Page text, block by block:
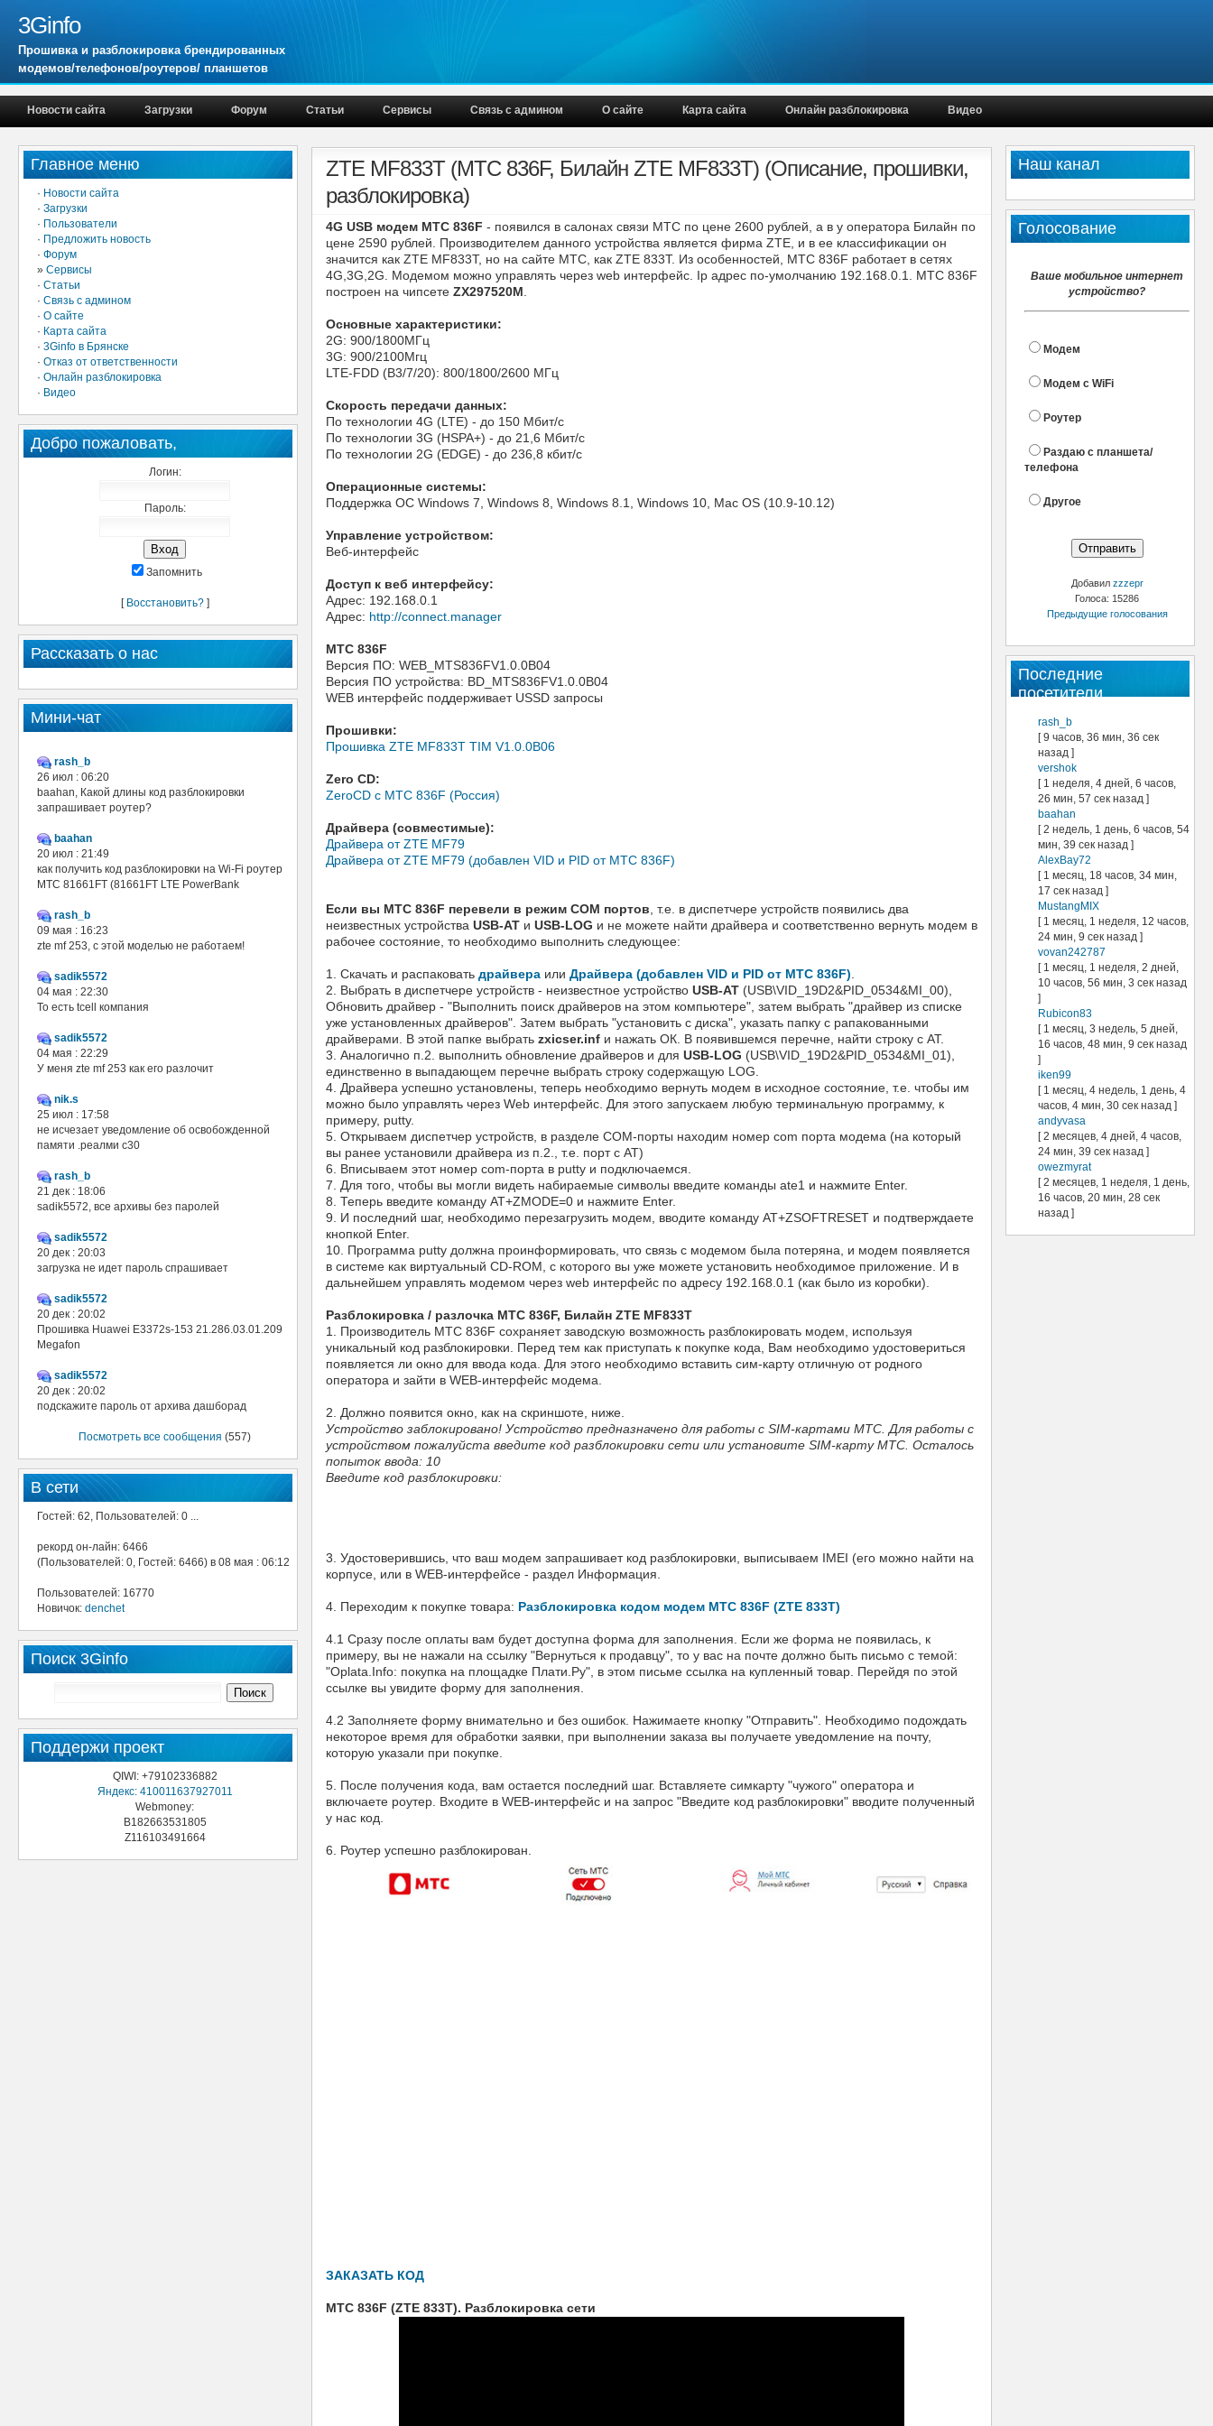
3Ginfo
Прошивка и разблокировка брендированных
модемов/телефонов/роутеров/ планшетов
Новости сайта Загрузки Форум Статьи Сервисы Связь с админом О сайте Карта сайта Онлайн разблокировка Видео
Наш канал
Голосование
Ваше мобильное интернет
устройство?
Модем
Модем с WiFi
Роутер
Раздаю с планшета/
телефона
Другое
Добавил zzzepr
Голоса: 15286
Предыдущие голосования
Последние
посетители
rash_b
[ 9 часов, 36 мин, 36 сек
назад ]
vershok
[ 1 неделя, 4 дней, 6 часов,
26 мин, 57 сек назад ]
baahan
[ 2 недель, 1 день, 6 часов, 54
мин, 39 сек назад ]
AlexBay72
[ 1 месяц, 18 часов, 34 мин,
17 сек назад ]
MustangMIX
[ 1 месяц, 1 неделя, 12 часов,
24 мин, 9 сек назад ]
vovan242787
[ 1 месяц, 1 неделя, 2 дней,
10 часов, 56 мин, 3 сек назад
]
Rubicon83
[ 1 месяц, 3 недель, 5 дней,
16 часов, 48 мин, 9 сек назад
]
iken99
[ 1 месяц, 4 недель, 1 день, 4
часов, 4 мин, 30 сек назад ]
andyvasa
[ 2 месяцев, 4 дней, 4 часов,
24 мин, 39 сек назад ]
owezmyrat
[ 2 месяцев, 1 неделя, 1 день,
16 часов, 20 мин, 28 сек
назад ]
Главное меню
· Новости сайта
· Загрузки
· Пользователи
· Предложить новость
· Форум
» Сервисы
· Статьи
· Связь с админом
· О сайте
· Карта сайта
· 3Ginfo в Брянске
· Отказ от ответственности
· Онлайн разблокировка
· Видео
Добро пожаловать,
Логин:
Пароль:
Запомнить
[ Восстановить?]
Рассказать о нас
Мини-чат
rash_b
26 июл : 06:20
baahan, Какой длины код разблокировки
запрашивает роутер?
baahan
20 июл : 21:49
как получить код разблокировки на Wi-Fi роутер
МТС 81661FT (81661FT LTE PowerBank
rash_b
09 мая : 16:23
zte mf 253, с этой моделью не работаем!
sadik5572
04 мая : 22:30
То есть tcell компания
sadik5572
04 мая : 22:29
У меня zte mf 253 как его разлочит
nik.s
25 июл : 17:58
не исчезает уведомление об освобожденной
памяти .реалми с30
rash_b
21 дек : 18:06
sadik5572, все архивы без паролей
sadik5572
20 дек : 20:03
загрузка не идет пароль спрашивает
sadik5572
20 дек : 20:02
Прошивка Huawei E3372s-153 21.286.03.01.209
Megafon
sadik5572
20 дек : 20:02
подскажите пароль от архива дашборад
Посмотреть все сообщения (557)
В сети
Гостей: 62, Пользователей: 0 ...
рекорд он-лайн: 6466
(Пользователей: 0, Гостей: 6466) в 08 мая : 06:12
Пользователей: 16770
Новичок: denchet
Поиск 3Ginfo
Поддержи проект
QIWI: +79102336882
Яндекс: 410011637927011
Webmoney:
B182663531805
Z116103491664
ZTE MF833T (МТС 836F, Билайн ZTE MF833T) (Описание, прошивки,
разблокировка)
4G USB модем МТС 836F - появился в салонах связи МТС по цене 2600 рублей, а в у оператора Билайн по
цене 2590 рублей. Производителем данного устройства является фирма ZTE, и в ее классификации он
значится как ZTE MF833T, но на сайте МТС, как ZTE 833T. Из особенностей, МТС 836F работает в сетях
4G,3G,2G. Модемом можно управлять через web интерфейс. Ip адрес по-умолчанию 192.168.0.1. МТС 836F
построен на чипсете ZX297520M
Основные характеристики:
2G: 900/1800МГц
3G: 900/2100Мгц
LTE-FDD (B3/7/20): 800/1800/2600 МГц
Скорость передачи данных:
По технологии 4G (LTE) - до 150 Мбит/с
По технологии 3G (HSPA+) - до 21,6 Мбит/с
По технологии 2G (EDGE) - до 236,8 кбит/с
Операционные системы:
Поддержка OC Windows 7, Windows 8, Windows 8.1, Windows 10, Mac OS (10.9-10.12)
Управление устройством:
Веб-интерфейс
Доступ к веб интерфейсу:
Адрес: 192.168.0.1
Адрес: http://connect.manager
МТС 836F
Версия ПО: WEB_MTS836FV1.0.0B04
Версия ПО устройства: BD_MTS836FV1.0.0B04
WEB интерфейс поддерживает USSD запросы
Прошивки:
Прошивка ZTE MF833T TIM V1.0.0B06
Zero CD:
ZeroCD с МТС 836F (Россия)
Драйвера (совместимые):
Драйвера от ZTE MF79
Драйвера от ZTE MF79 (добавлен VID и PID от МТС 836F)
Если вы МТС 836F перевели в режим COM портов , т.е. в диспетчере устройств появились два
неизвестных устройства USB-AT и USB-LOG и не можете найти драйвера и соответственно вернуть модем в
рабочее состояние, то необходимо выполнить следующее:
1. Скачать и распаковать драйвера или Драйвера (добавлен VID и PID от МТС 836F)
2. Выбрать в диспетчере устройств - неизвестное устройство USB-AT (USB\VID_19D2&PID_0534&MI_00),
Обновить драйвер - "Выполнить поиск драйверов на этом компьютере", затем выбрать "драйвер из списке
уже установленных драйверов". Затем выбрать "установить с диска", указать папку с рапакованными
драйверами. В этой папке выбрать zxicser.inf и нажать ОК. В появившемся перечне, найти строку с AT.
3. Аналогично п.2. выполнить обновление драйверов и для USB-LOG (USB\VID_19D2&PID_0534&MI_01),
единственно в выпадающем перечне выбрать строку содержащую LOG.
4. Драйвера успешно установлены, теперь необходимо вернуть модем в исходное состояние, т.е. чтобы им
можно было управлять через Web интерфейс. Для этого запускаем любую терминальную программу, к
примеру, putty.
5. Открываем диспетчер устройств, в разделе COM-порты находим номер com порта модема (на который
вы ранее установили драйвера из п.2., т.е. порт с AT)
6. Вписываем этот номер com-порта в putty и подключаемся.
7. Для того, чтобы вы могли видеть набираемые символы введите команды ate1 и нажмите Enter.
8. Теперь введите команду AT+ZMODE=0 и нажмите Enter.
9. И последний шаг, необходимо перезагрузить модем, вводите команду AT+ZSOFTRESET и подтверждаете
кнопкой Enter.
10. Программа putty должна проинформировать, что связь с модемом была потеряна, и модем появляется
в системе как виртуальный CD-ROM, с которого вы уже можете установить необходимое приложение. И в
дальнейшем управлять модемом через web интерфейс по адресу 192.168.0.1 (как было из коробки).
Разблокировка / разлочка МТС 836F, Билайн ZTE MF833T
1. Производитель МТС 836F сохраняет заводскую возможность разблокировать модем, используя
уникальный код разблокировки. Перед тем как приступать к покупке кода, Вам необходимо удостовериться
появляется ли окно для ввода кода. Для этого необходимо вставить сим-карту отличную от родного
оператора и зайти в WEB-интерфейс модема.
2. Должно появится окно, как на скриншоте, ниже.
Устройство заблокировано! Устройство предназначено для работы с SIM-картами МТС. Для работы с
устройством пожалуйста введите код разблокировки сети или установите SIM-карту МТС. Осталось
попыток ввода: 10
Введите код разблокировки:
3. Удостоверившись, что ваш модем запрашивает код разблокировки, выписываем IMEI (его можно найти на
корпусе, или в WEB-интерфейсе - раздел Информация.
4. Переходим к покупке товара: Разблокировка кодом модем МТС 836F (ZTE 833T)
4.1 Сразу после оплаты вам будет доступна форма для заполнения. Если же форма не появилась, к
примеру, вы не нажали на ссылку "Вернуться к продавцу", то у вас на почте должно быть письмо с темой:
"Oplata.Info: покупка на площадке Плати.Ру", в этом письме ссылка на купленный товар. Перейдя по этой
ссылке вы увидите форму для заполнения.
4.2 Заполняете форму внимательно и без ошибок. Нажимаете кнопку "Отправить". Необходимо подождать
некоторое время для обработки заявки, при выполнении заказа вы получаете уведомление на почту,
которую указали при покупке.
5. После получения кода, вам остается последний шаг. Вставляете симкарту "чужого" оператора и
включаете роутер. Входите в WEB-интерфейс и на запрос "Введите код разблокировки" вводите полученный
у нас код.
6. Роутер успешно разблокирован.
ЗАКАЗАТЬ КОД
МТС 836F (ZTE 833T). Разблокировка сети